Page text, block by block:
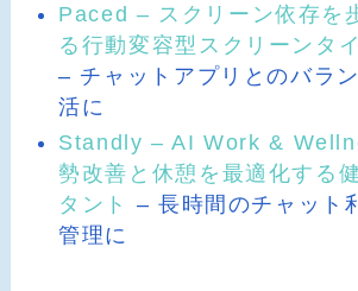
Paced – スクリーン依存を
る行動変容型スクリーンタ
– チャットアプリとのバラ
活に
Standly – AI Work &
勢改善と休憩を最適化する
タント
– 長時間のチャット
管理に